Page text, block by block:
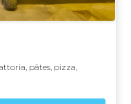
pâtes, pizza,